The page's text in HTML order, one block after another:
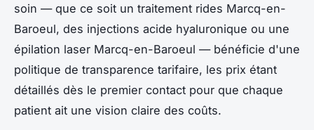
soin — que ce soit un traitement rides Marcq-en-
Baroeul, des injections acide hyaluronique ou une
épilation laser Marcq-en-Baroeul — bénéficie d'une
politique de transparence tarifaire, les prix étant
détaillés dès le premier contact pour que chaque
patient ait une vision claire des coûts.